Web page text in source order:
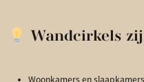
Wandcirkels